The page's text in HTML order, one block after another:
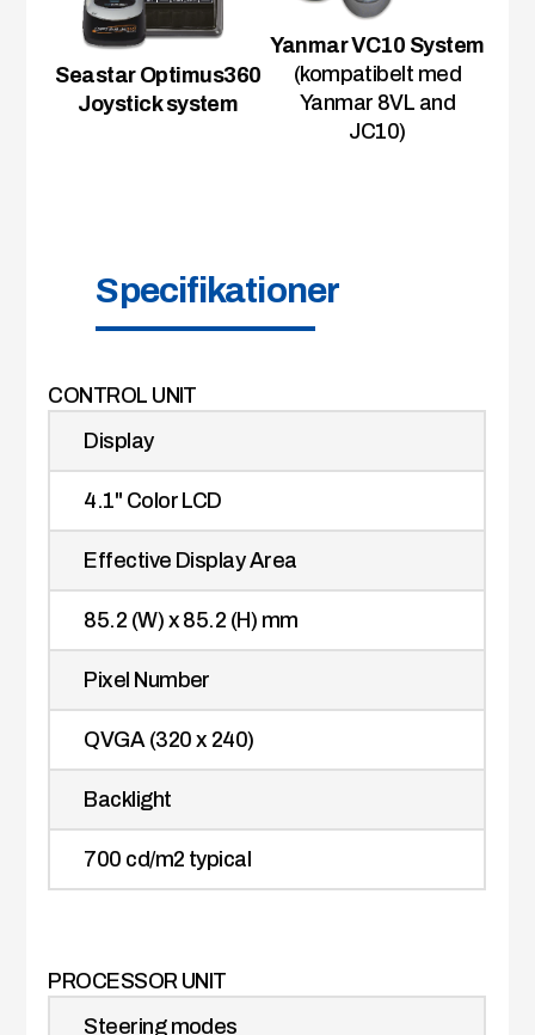
Seastar Optimus360
Joystick system
Yanmar VC10 System
(kompatibelt med
Yanmar 8VL and
JC10)
Specifikationer
CONTROL UNIT
Display
4.1" Color LCD
Effective Display Area
85.2 (W) x 85.2 (H) mm
Pixel Number
QVGA (320 x 240)
Backlight
700 cd/m2 typical
PROCESSOR UNIT
Steering modes